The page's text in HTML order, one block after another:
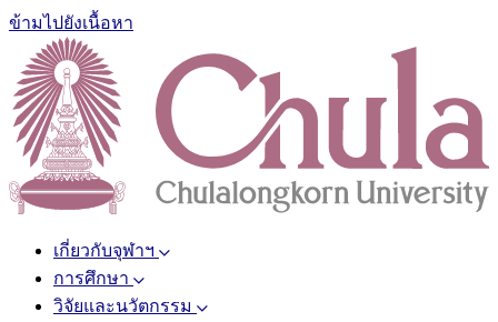
ข้ามไปยังเนื้อหา
เกี่ยวกับจุฬาฯ
การศึกษา
วิจัยและนวัตกรรม